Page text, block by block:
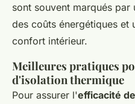
sont souvent marqués
des coûts énergétiques et
confort intérieur.
Meilleures pratiques
d'isolation thermique
Pour assurer l'efficacité